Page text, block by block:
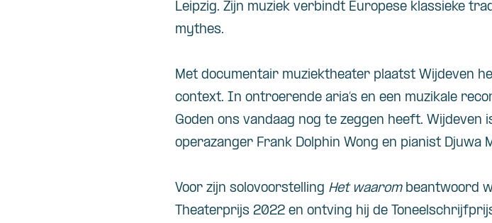
Leipzig. Zijn muziek verbindt Europese klassieke
mythes.
Met documentair muziektheater plaatst Wijdeven
context. In ontroerende aria’s en een muzikale
Goden ons vandaag nog te zeggen heeft. Wijdeven
operazanger Frank Dolphin Wong en pianist Djuwa
Voor zijn solovoorstelling Het waarombeantwoord
Theaterprijs 2022 en ontving hij de